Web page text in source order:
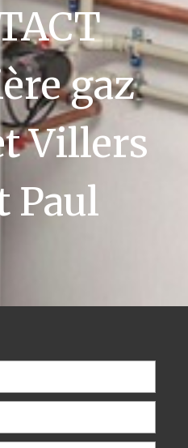
gaz
Villers
Paul